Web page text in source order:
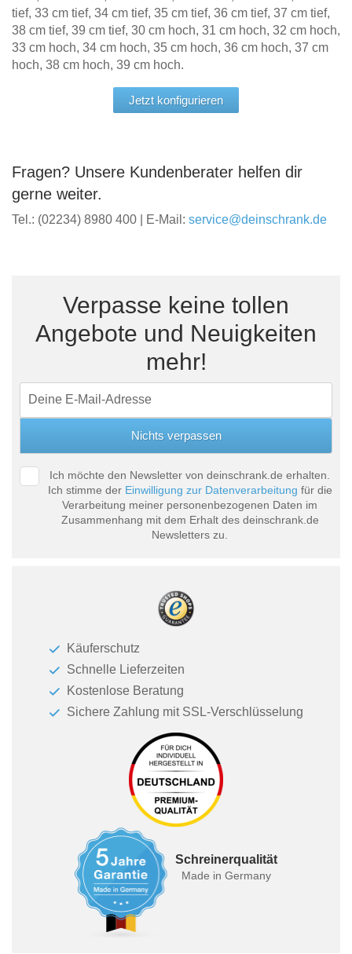
tief, 33 cm tief, 34 cm tief, 35 cm tief, 36 cm tief, 37 cm tief,
38 cm tief, 39 cm tief, 30 cm hoch, 31 cm hoch, 32 cm hoch,
33 cm hoch, 34 cm hoch, 35 cm hoch, 36 cm hoch, 37 cm
hoch, 38 cm hoch, 39 cm hoch.
Jetzt konfigurieren
Fragen? Unsere Kundenberater helfen dir
gerne weiter.
Tel.: (02234) 8980 400 | E-Mail: service@deinschrank.de
Verpasse keine tollen
Angebote und Neuigkeiten
mehr!
Ich möchte den Newsletter von deinschrank.de erhalten.
Ich stimme der Einwilligung zur Datenverarbeitung für die
Verarbeitung meiner personenbezogenen Daten im
Zusammenhang mit dem Erhalt des deinschrank.de
Newsletters zu.
Käuferschutz
Schnelle Lieferzeiten
Kostenlose Beratung
Sichere Zahlung mit SSL-Verschlüsselung
Schreinerqualität
Made in Germany